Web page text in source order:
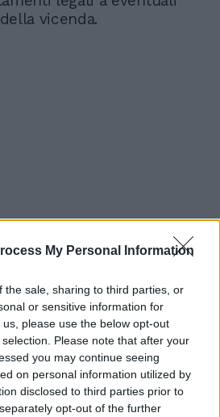
My Personal Information
the sale, sharing to third parties, or
or sensitive information for
please use the below opt-out
Please note that after your
you may continue seeing
on personal information utilized by
disclosed to third parties prior to
opt-out of the further
vicenda.